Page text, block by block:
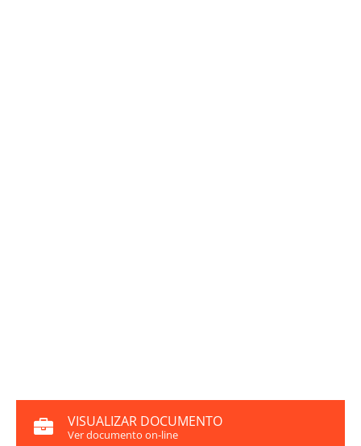
VISUALIZAR DOCUMENTO
Ver documento on-line